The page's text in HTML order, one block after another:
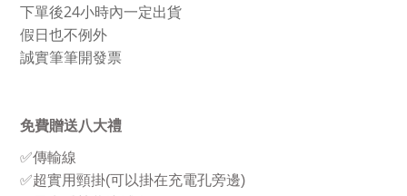
下單後24小時內一定出貨
假日也不例外
誠實筆筆開發票
免費贈送八大禮
✅傳輸線
✅超實用頸掛(可以掛在充電孔旁邊)